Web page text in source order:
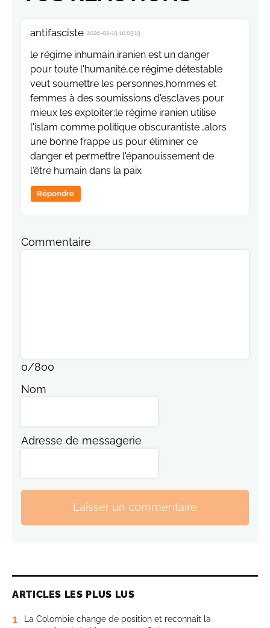
antifasciste 2026-02-19 10:03:19
le régime inhumain iranien est un danger
pour toute l'humanité,ce régime détestable
veut soumettre les personnes,hommes et
femmes à des soumissions d'esclaves pour
mieux les exploiter;le régime iranien utilise
l'islam comme politique obscurantiste ,alors
une bonne frappe us pour éliminer ce
danger et permettre l'épanouissement de
l'être humain dans la paix
Répondre
Commentaire
0/800
Nom
Adresse de messagerie
Laisser un commentaire
ARTICLES LES PLUS LUS
1
La Colombie change de position et reconnaît la